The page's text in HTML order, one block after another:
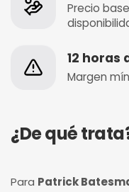
Precio
12 horas
Margen
¿De qué
Para Patrick